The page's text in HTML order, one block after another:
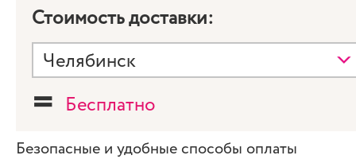
Стоимость доставки:
= Бесплатно
Безопасные и удобные способы оплаты